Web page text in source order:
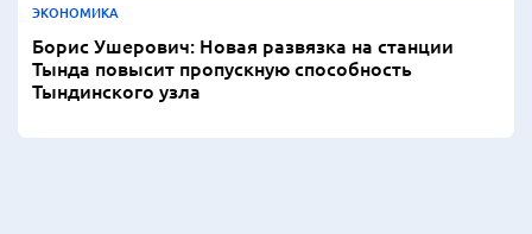
ЭКОНОМИКА
Борис Ушерович: Новая развязка на станции
Тында повысит пропускную способность
Тындинского узла